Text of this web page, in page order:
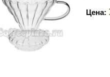
Цена: